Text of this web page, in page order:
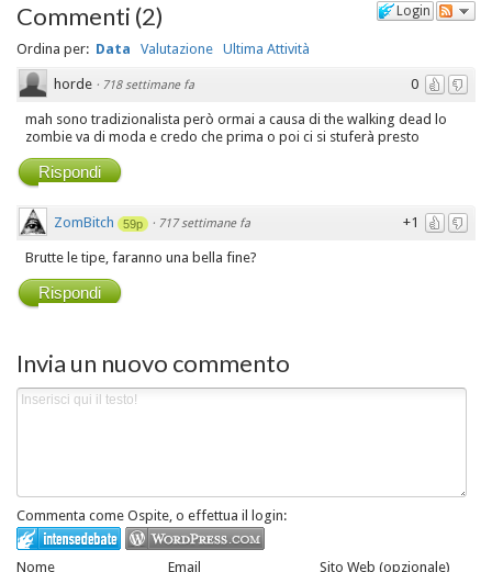
Login
Commenti (2)
Ordina per: Data Valutazione Ultima Attività
0
horde · 718 settimane fa
mah sono tradizionalista però ormai a causa di the walking dead lo
zombie va di moda e credo che prima o poi ci si stuferà presto
Rispondi
+1
ZomBitch 59p · 717 settimane fa
Brutte le tipe, faranno una bella fine?
Rispondi
Invia un nuovo commento
Commenta come Ospite, o effettua il login:
Nome Email Sito Web (opzionale)